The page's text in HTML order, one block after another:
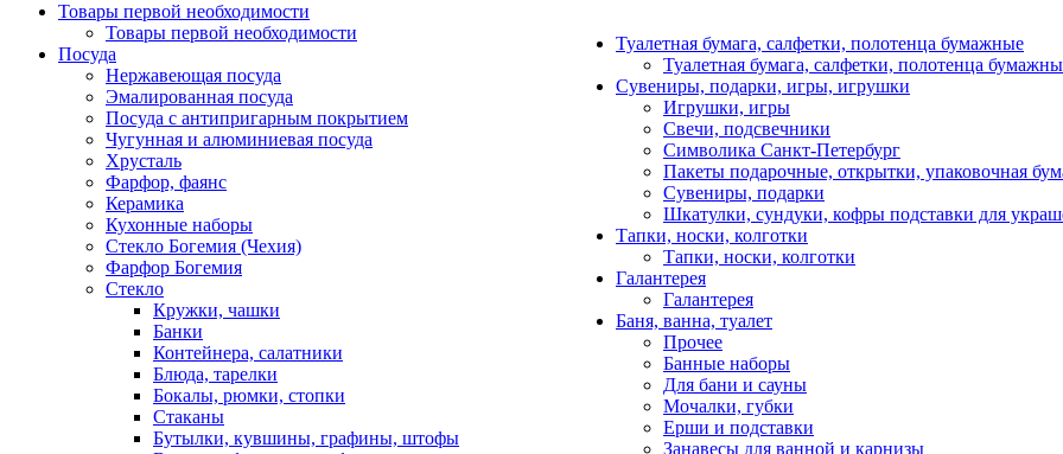
Товары первой необходимости
Товары первой необходимости
Посуда
Нержавеющая посуда
Эмалированная посуда
Посуда с антипригарным покрытием
Чугунная и алюминиевая посуда
Хрусталь
Фарфор, фаянс
Керамика
Кухонные наборы
Стекло Богемия (Чехия)
Фарфор Богемия
Стекло
Кружки, чашки
Банки
Контейнера, салатники
Блюда, тарелки
Бокалы, рюмки, стопки
Стаканы
Бутылки, кувшины, графины, штофы
Туалетная бумага, салфетки, полотенца бумажные
Туалетная бумага, салфетки, полотенца
Сувениры, подарки, игры, игрушки
Игрушки, игры
Свечи, подсвечники
Символика Санкт-Петербург
Пакеты подарочные, открытки, упаковочная
Сувениры, подарки
Шкатулки, сундуки, кофры подставки для
Тапки, носки, колготки
Тапки, носки, колготки
Галантерея
Галантерея
Баня, ванна, туалет
Прочее
Банные наборы
Для бани и сауны
Мочалки, губки
Ерши и подставки
Занавесы для ванной и карнизы